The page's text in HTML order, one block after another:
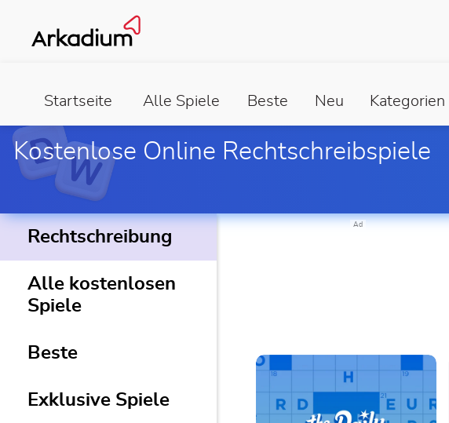
Startseite Alle Spiele Beste Neu Kategorien
Kostenlose Online Rechtschreibspiele
Rechtschreibung
Alle kostenlosen
Spiele
Beste
Exklusive Spiele
Ad